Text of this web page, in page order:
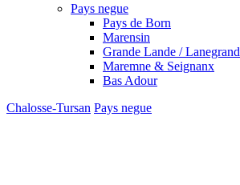
Pays negue
Pays de Born
Marensin
Grande Lande / Lanegrand
Maremne & Seignanx
Bas Adour
Chalosse-Tursan Pays negue